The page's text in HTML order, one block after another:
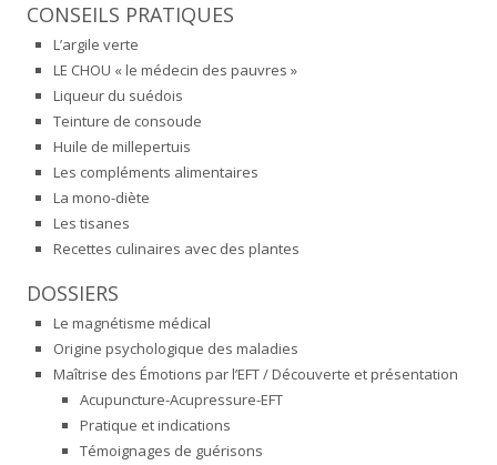
CONSEILS PRATIQUES
L’argile verte
LE CHOU « le médecin des pauvres »
Liqueur du suédois
Teinture de consoude
Huile de millepertuis
Les compléments alimentaires
La mono-diète
Les tisanes
Recettes culinaires avec des plantes
DOSSIERS
Le magnétisme médical
Origine psychologique des maladies
Maîtrise des Émotions par l’EFT / Découverte et présentation
Acupuncture-Acupressure-EFT
Pratique et indications
Témoignages de guérisons